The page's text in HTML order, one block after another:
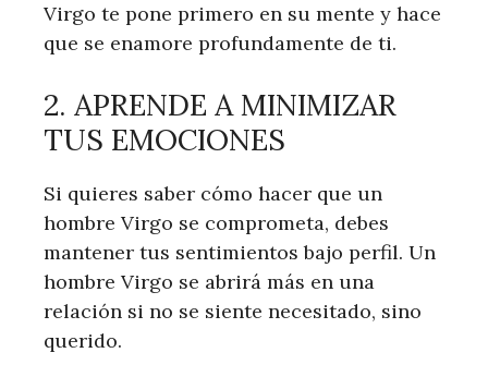
Virgo te pone primero en su mente y hace
que se enamore profundamente de ti.
2. APRENDE A MINIMIZAR
TUS EMOCIONES
Si quieres saber cómo hacer que un
hombre Virgo se comprometa, debes
mantener tus sentimientos bajo perfil. Un
hombre Virgo se abrirá más en una
relación si no se siente necesitado, sino
querido.